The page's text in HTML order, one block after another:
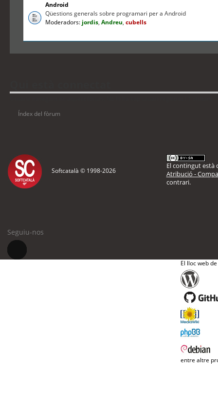
Android
Qüestions generals sobre programari per a Android
Moderadors: jordis,Andreu,cubells
Índex del fòrum
Softcatalà © 1998-2026
El contingut està
Atribució -
contrari.
Seguiu-nos
El lloc web
entre altre